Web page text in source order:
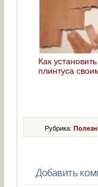
Как
плинтуса
Рубрика:
Добавить